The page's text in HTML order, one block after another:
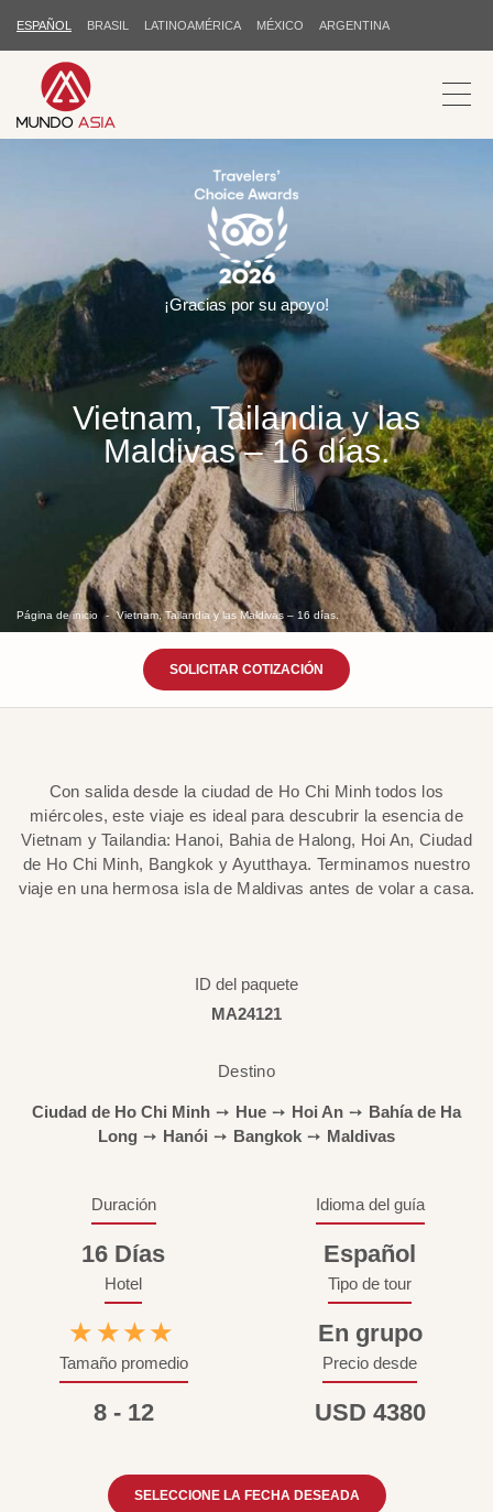
ESPAÑOL BRASIL LATINOAMÉRICA MÉXICO ARGENTINA
Vietnam, Tailandia y las
Maldivas – 16 días.
Página de inicio Vietnam, Tailandia y las Maldivas – 16 días.
¡Gracias por su apoyo!
SOLICITAR COTIZACIÓN
Con salida desde la ciudad de Ho Chi Minh todos los
miércoles, este viaje es ideal para descubrir la esencia de
Vietnam y Tailandia: Hanoi, Bahia de Halong, Hoi An, Ciudad
de Ho Chi Minh, Bangkok y Ayutthaya. Terminamos nuestro
viaje en una hermosa isla de Maldivas antes de volar a casa.
ID del paquete
MA24121
Destino
Ciudad de Ho Chi Minh ➙ Hue ➙ Hoi An ➙ Bahía de Ha
Long ➙ Hanói ➙ Bangkok ➙ Maldivas
Duración
16 Días
Idioma del guía
Español
Hotel
★★★★
Tipo de tour
En grupo
Tamaño promedio
8 - 12
Precio desde
USD 4380
SELECCIONE LA FECHA DESEADA